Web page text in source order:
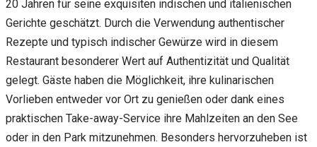
20 Jahren für seine exquisiten indischen und italienischen
Gerichte geschätzt. Durch die Verwendung authentischer
Rezepte und typisch indischer Gewürze wird in diesem
Restaurant besonderer Wert auf Authentizität und Qualität
gelegt. Gäste haben die Möglichkeit, ihre kulinarischen
Vorlieben entweder vor Ort zu genießen oder dank eines
praktischen Take-away-Service ihre Mahlzeiten an den See
oder in den Park mitzunehmen. Besonders hervorzuheben ist